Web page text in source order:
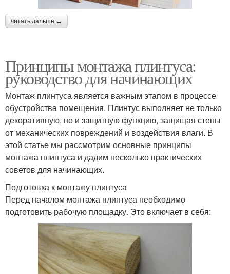
читать дальше →
Принципы монтажа плинтуса:
руководство для начинающих
Монтаж плинтуса является важным этапом в процессе
обустройства помещения. Плинтус выполняет не только
декоративную, но и защитную функцию, защищая стены
от механических повреждений и воздействия влаги. В
этой статье мы рассмотрим основные принципы
монтажа плинтуса и дадим несколько практических
советов для начинающих.
Подготовка к монтажу плинтуса
Перед началом монтажа плинтуса необходимо
подготовить рабочую площадку. Это включает в себя: